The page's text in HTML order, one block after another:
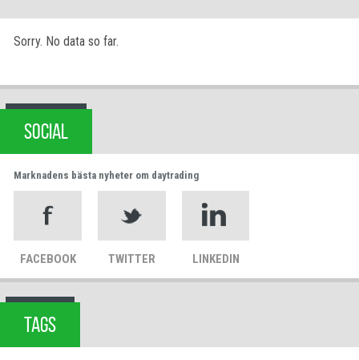
Sorry. No data so far.
SOCIAL
Marknadens bästa nyheter om daytrading
FACEBOOK TWITTER LINKEDIN
TAGS